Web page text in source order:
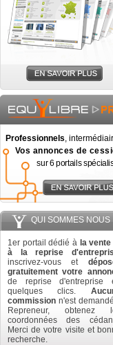
Professionnels,
Vos annonces de
sur 6 portails
QUI SOMMES NOUS
1er portail dédié à la
à la reprise
inscrivez-vous et
gratuitement votre
de reprise d'entreprise
quelques clics.
commission n'est
Repreneur, obtenez
coordonnées des
Merci de votre visite et
recherche.